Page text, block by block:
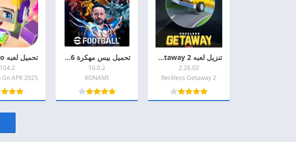
تنزيل لعبه Reckless Getaway 2 مهكره 2026 اخر اصدار APK للاندرويد
2.26.02
Reckless Getaway 2
تحميل بيس مهكرة 2026 eFootball PES اخر اصدار APK + MOD للاندرويد
10.0.2
KONAMI